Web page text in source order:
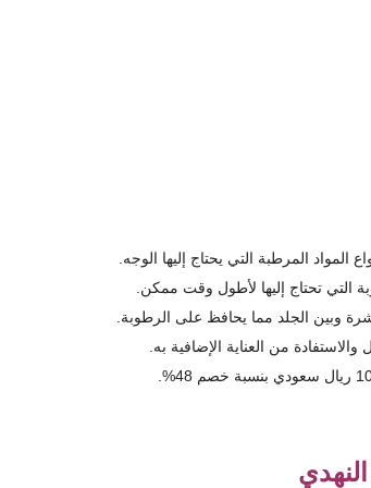
التي تحتاج إليها لأطول وقت ممكن.
وبين الجلد مما يحافظ على الرطوبة.
من العناية الإضافية به.